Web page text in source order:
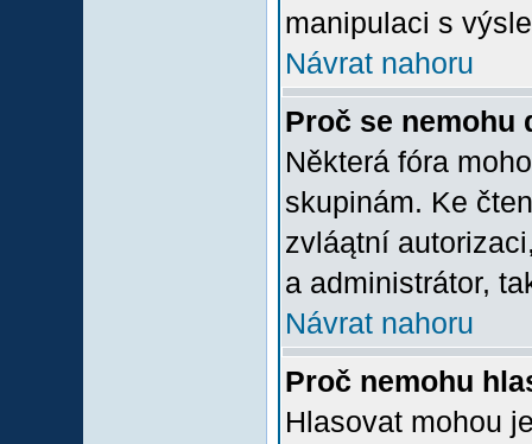
manipulaci s
Návrat nahoru
Proč se nemohu
Některá fóra
skupinám. Ke
zvláątní
a administrátor,
Návrat nahoru
Proč nemohu
Hlasovat mohou